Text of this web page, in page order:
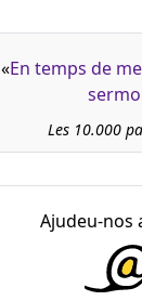
«En temps de
Les 10.000
Ajudeu-nos